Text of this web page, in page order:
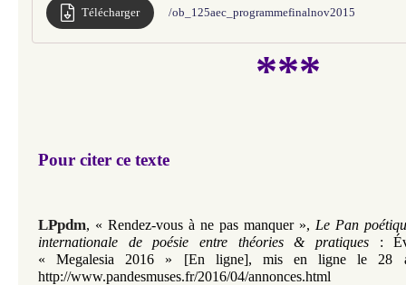
Télécharger /ob_125aec_programmefinalnov2015
***
Pour citer ce texte
LPpdm, « Rendez-vous à ne pas manquer », Le Pan
internationale de poésie entre théories & pratiques :
«Megalesia 2016 »
[En ligne], mis en ligne le 28
http://www.pandesmuses.fr/2016/04/annonces.html